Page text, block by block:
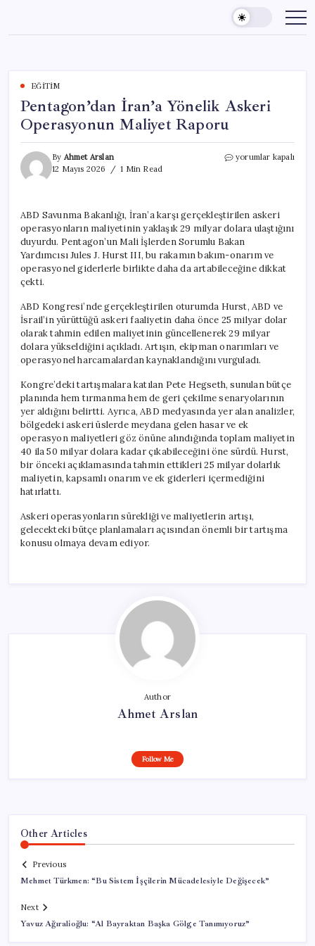
content
EĞITIM
Pentagon’dan İran’a Yönelik Askeri
Operasyonun Maliyet Raporu
By Ahmet Arslan
12 Mayıs 2026
1 Min Read
Pentagon’dan
Maliyet
Raporu
için
yorumlar kapalı
ABD Savunma Bakanlığı, İran’a karşı gerçekleştirilen askeri
operasyonların maliyetinin yaklaşık 29 milyar dolara ulaştığını
duyurdu. Pentagon’un Mali İşlerden Sorumlu Bakan
Yardımcısı Jules J. Hurst III, bu rakamın bakım-onarım ve
operasyonel giderlerle birlikte daha da artabileceğine dikkat
çekti.
ABD Kongresi’nde gerçekleştirilen oturumda Hurst, ABD ve
İsrail’in yürüttüğü askeri faaliyetin daha önce 25 milyar dolar
olarak tahmin edilen maliyetinin güncellenerek 29 milyar
dolara yükseldiğini açıkladı. Artışın, ekipman onarımları ve
operasyonel harcamalardan kaynaklandığını vurguladı.
Kongre’deki tartışmalara katılan Pete Hegseth, sunulan bütçe
planında hem tırmanma hem de geri çekilme senaryolarının
yer aldığını belirtti. Ayrıca, ABD medyasında yer alan analizler,
bölgedeki askeri üslerde meydana gelen hasar ve ek
operasyon maliyetleri göz önüne alındığında toplam maliyetin
40 ila 50 milyar dolara kadar çıkabileceğini öne sürdü. Hurst,
bir önceki açıklamasında tahmin ettikleri 25 milyar dolarlık
maliyetin, kapsamlı onarım ve ek giderleri içermediğini
hatırlattı.
Askeri operasyonların sürekliği ve maliyetlerin artışı,
gelecekteki bütçe planlamaları açısından önemli bir tartışma
konusu olmaya devam ediyor.
Author
Ahmet Arslan
Follow Me
Other Articles
Previous
Mehmet Türkmen: “Bu Sistem İşçilerin Mücadelesiyle Değişecek”
Next
Yavuz Ağıralioğlu: “Al Bayraktan Başka Gölge Tanımıyoruz”